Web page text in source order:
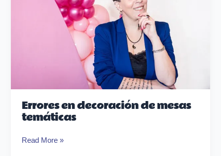
Errores en decoración de mesas
temáticas
Read More »